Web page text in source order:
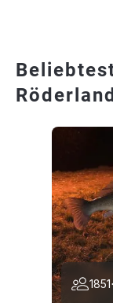
Röderland
1851